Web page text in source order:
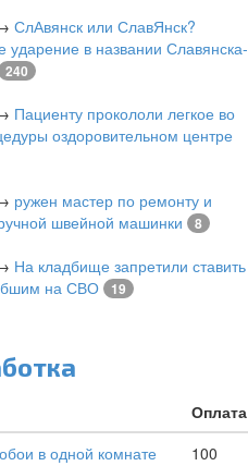
СлАвянск или СлавЯнск?
ударение в названии Славянска-
240
Пациенту прокололи легкое во
оздоровительном центре
ружен мастер по ремонту и
швейной машинки
8
На кладбище запретили ставить
на СВО
19
Оплата
в одной комнате
100